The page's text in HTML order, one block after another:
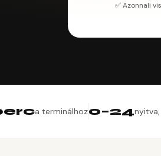
✅ Azonnali
a terminálhoz0–24